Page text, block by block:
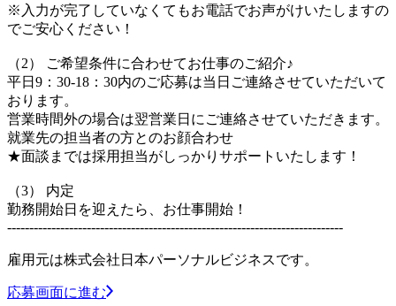
※入力が完了していなくてもお電話でお声がけいたしますの
でご安心ください！
（2） ご希望条件に合わせてお仕事のご紹介♪
平日9：30-18：30内のご応募は当日ご連絡させていただいて
おります。
営業時間外の場合は翌営業日にご連絡させていただきます。
就業先の担当者の方とのお顔合わせ
★面談までは採用担当がしっかりサポートいたします！
（3） 内定
勤務開始日を迎えたら、お仕事開始！
----------------------------------------------------------------------------
雇用元は株式会社日本パーソナルビジネスです。
応募画面に進む